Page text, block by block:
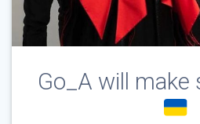
Go_A will make